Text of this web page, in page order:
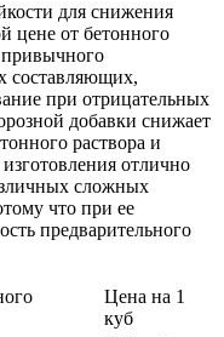
для снижения
цене от бетонного
привычного
составляющих,
при отрицательных
добавки снижает
раствора и
отлично
сложных
что при ее
предварительного
Цена на 1
куб